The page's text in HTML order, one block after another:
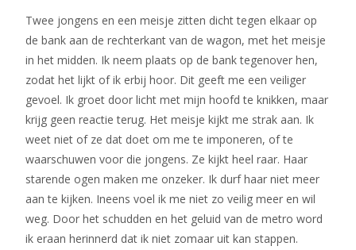
Twee jongens en een meisje zitten dicht tegen elkaar op
de bank aan de rechterkant van de wagon, met het meisje
in het midden. Ik neem plaats op de bank tegenover hen,
zodat het lijkt of ik erbij hoor. Dit geeft me een veiliger
gevoel. Ik groet door licht met mijn hoofd te knikken, maar
krijg geen reactie terug. Het meisje kijkt me strak aan. Ik
weet niet of ze dat doet om me te imponeren, of te
waarschuwen voor die jongens. Ze kijkt heel raar. Haar
starende ogen maken me onzeker. Ik durf haar niet meer
aan te kijken. Ineens voel ik me niet zo veilig meer en wil
weg. Door het schudden en het geluid van de metro word
ik eraan herinnerd dat ik niet zomaar uit kan stappen.